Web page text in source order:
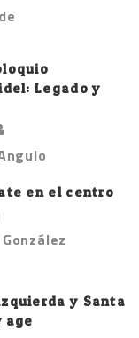
Legado y
en el centro
y Santa
age